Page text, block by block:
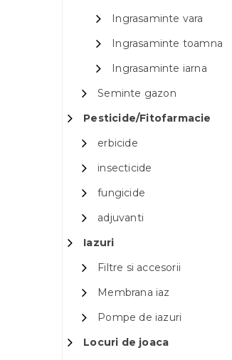
Ingrasaminte vara
Ingrasaminte toamna
Ingrasaminte iarna
Seminte gazon
Pesticide/Fitofarmacie
erbicide
insecticide
fungicide
adjuvanti
Iazuri
Filtre si accesorii
Membrana iaz
Pompe de iazuri
Locuri de joaca